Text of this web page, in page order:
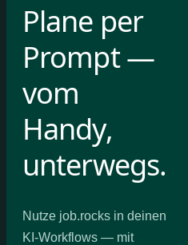
Plane per
Prompt —
vom
Handy,
unterwegs.
Nutze job.rocks in deinen
KI-Workflows — mit